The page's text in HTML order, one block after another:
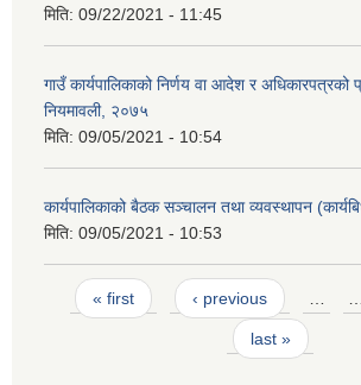
मिति: 09/22/2021 - 11:45
गाउँ कार्यपालिकाको निर्णय वा आदेश र अधिकारपत्रको
नियमावली, २०७५
मिति: 09/05/2021 - 10:54
कार्यपालिकाको बैठक सञ्चालन तथा व्यवस्थापन
मिति: 09/05/2021 - 10:53
Pages
« first ‹ previous
last »